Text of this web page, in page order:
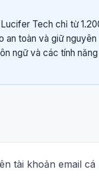
Tech chỉ từ
an toàn và giữ
ngữ và các tính
tài khoản email